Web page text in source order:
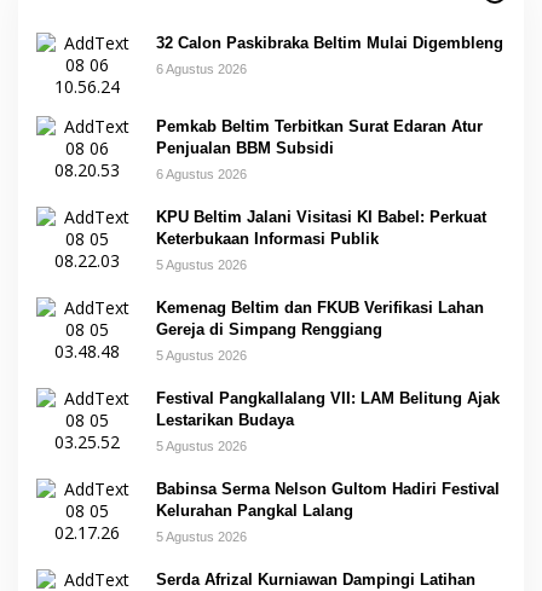
32 Calon Paskibraka Beltim Mulai Digembleng
6 Agustus 2026
Pemkab Beltim Terbitkan Surat Edaran Atur
Penjualan BBM Subsidi
6 Agustus 2026
KPU Beltim Jalani Visitasi KI Babel: Perkuat
Keterbukaan Informasi Publik
5 Agustus 2026
Kemenag Beltim dan FKUB Verifikasi Lahan
Gereja di Simpang Renggiang
5 Agustus 2026
Festival Pangkallalang VII: LAM Belitung Ajak
Lestarikan Budaya
5 Agustus 2026
Babinsa Serma Nelson Gultom Hadiri Festival
Kelurahan Pangkal Lalang
5 Agustus 2026
Serda Afrizal Kurniawan Dampingi Latihan